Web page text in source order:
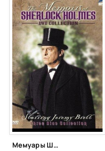
Мемуары Шерлока Холмса